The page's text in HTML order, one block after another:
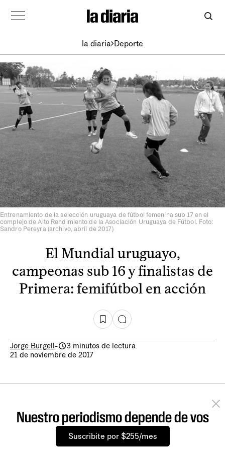
la diaria Deporte
Entrenamiento de la selección uruguaya de fútbol femenina sub 17 en el
complejo de Alto Rendimiento de la Asociación Uruguaya de Fútbol. Foto:
Sandro Pereyra (archivo, abril de 2017)
El Mundial uruguayo,
campeonas sub 16 y finalistas de
Primera: femifútbol en acción
Jorge Burgell-
3 minutos de lectura
21 de noviembre de 2017
Nuestro periodismo depende de vos
Suscribite por $255/mes